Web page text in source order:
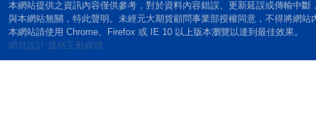
本網站提供之資訊內容僅供參考，對於資料內容錯誤、更新延誤或傳輸中
與本網站無關，特此聲明。未經元大期貨顧問事業部授權同意，不得將網站
本網站請使用 Chrome、Firefox 或 IE 10 以上版本瀏覽以達到最佳效果。
網頁設計:達格互動媒體